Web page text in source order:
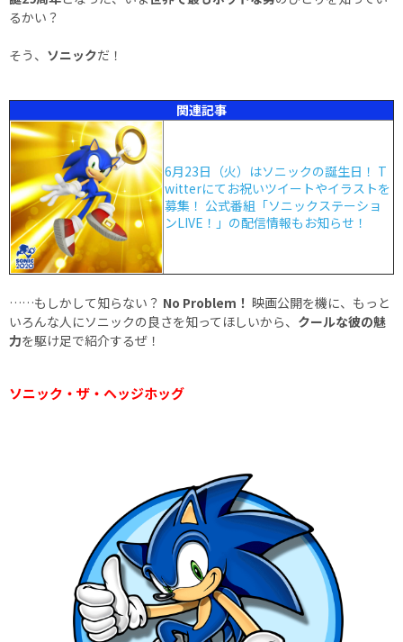
るかい？
そう、 ソニックだ！
関連記事
6月23日（火）はソニックの誕生日！ T
witterにてお祝いツイートやイラストを
募集！ 公式番組「ソニックステーショ
ンLIVE！」の配信情報もお知らせ！
……もしかして知らない？ No Problem！ 映画公開を機に、もっと
いろんな人にソニックの良さを知ってほしいから、 クールな彼の魅
力を駆け足で紹介するぜ！
ソニック・ザ・ヘッジホッグ